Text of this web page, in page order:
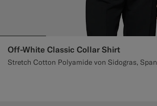
Off-White Classic Collar Shirt
Stretch Cotton Polyamide von Sidogras,